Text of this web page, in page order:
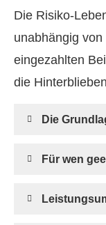
Die Risiko-
unabhängig
eingezahlten
die
Die
Für wen